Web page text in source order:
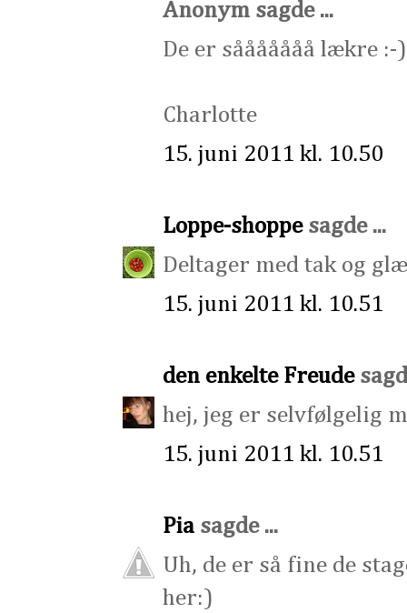
Anonym sagde ...
De er sååååååå lækre
Charlotte
15. juni 2011 kl. 10.50
Loppe-shoppesagde ...
Deltager med tak og
15. juni 2011 kl. 10.51
den enkelte Freude
hej, jeg er selvfølgelig
15. juni 2011 kl. 10.51
Pia sagde ...
Uh, de er så fine de
her:)